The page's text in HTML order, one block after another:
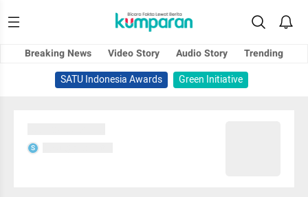
Breaking News Video Story Audio Story
Trending
SATU Indonesia Awards
Green Initiative
S